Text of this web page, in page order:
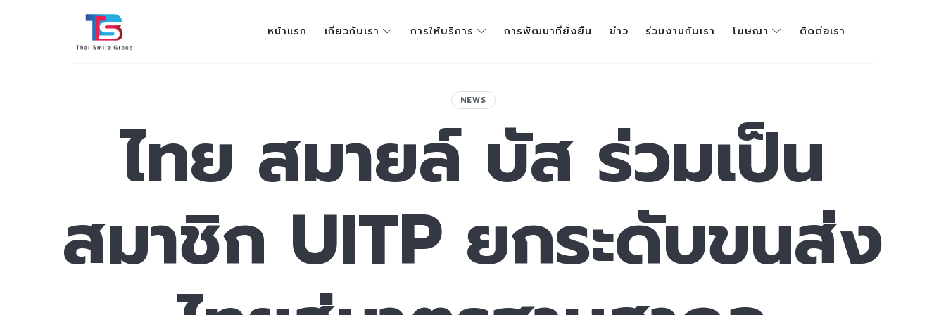
THAI SMILE GROUP หน้าแรก เกี่ยวกับเรา การให้บริการ การพัฒนาที่ยั่งยืน ข่าว ร่วมงานกับเรา โฆษณา ติดต่อเรา
NEWS
ไทย สมายล์ บัส ร่วมเป็น
สมาชิก UITP ยกระดับขนส่ง